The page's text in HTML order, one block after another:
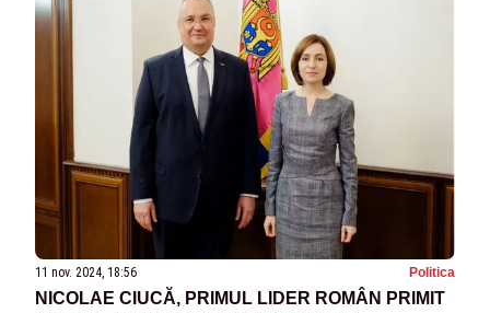
11 nov. 2024, 18:56 Politica
NICOLAE CIUCĂ, PRIMUL LIDER ROMÂN PRIMIT